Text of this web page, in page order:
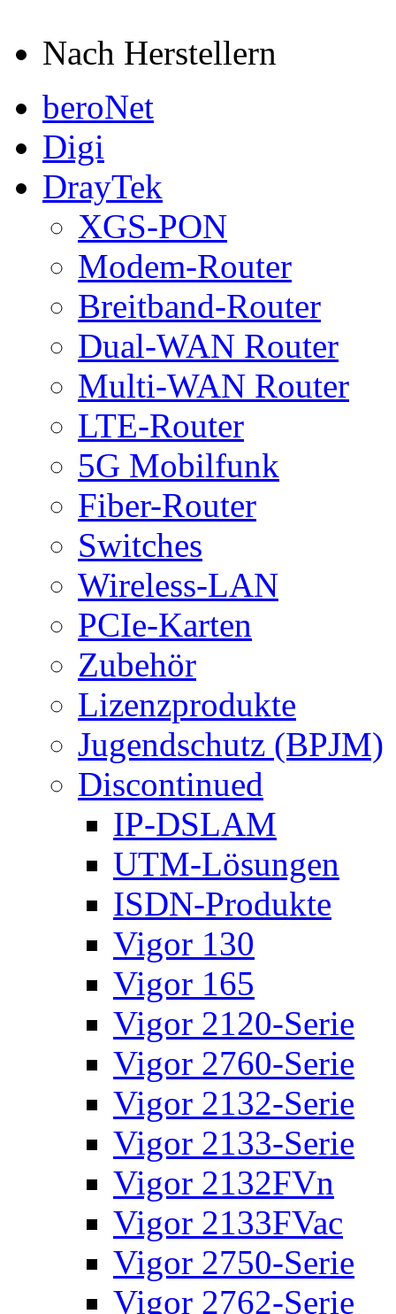
Nach Herstellern
beroNet
Digi
DrayTek
XGS-PON
Modem-Router
Breitband-Router
Dual-WAN Router
Multi-WAN Router
LTE-Router
5G Mobilfunk
Fiber-Router
Switches
Wireless-LAN
PCIe-Karten
Zubehör
Lizenzprodukte
Jugendschutz (BPJM)
Discontinued
IP-DSLAM
UTM-Lösungen
ISDN-Produkte
Vigor 130
Vigor 165
Vigor 2120-Serie
Vigor 2760-Serie
Vigor 2132-Serie
Vigor 2133-Serie
Vigor 2132FVn
Vigor 2133FVac
Vigor 2750-Serie
Vigor 2762-Serie